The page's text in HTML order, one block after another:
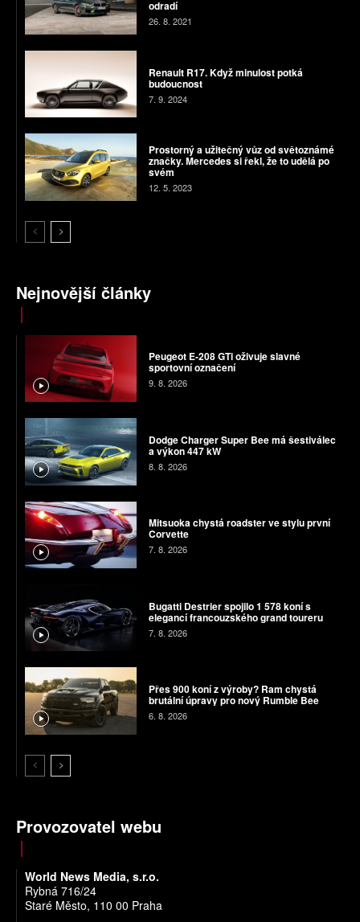
odradí
26. 8. 2021
Renault R17. Když minulost potká
budoucnost
7. 9. 2024
Prostorný a užitečný vůz od světoznámé
značky. Mercedes si řekl, že to udělá po
svém
12. 5. 2023
Nejnovější články
Peugeot E-208 GTi oživuje slavné
sportovní označení
9. 8. 2026
Dodge Charger Super Bee má šestiválec
a výkon 447 kW
8. 8. 2026
Mitsuoka chystá roadster ve stylu první
Corvette
7. 8. 2026
Bugatti Destrier spojilo 1 578 koní s
elegancí francouzského grand toureru
7. 8. 2026
Přes 900 koní z výroby? Ram chystá
brutální úpravy pro nový Rumble Bee
6. 8. 2026
Provozovatel webu
World News Media, s.r.o.
Rybná 716/24
Staré Město, 110 00 Praha